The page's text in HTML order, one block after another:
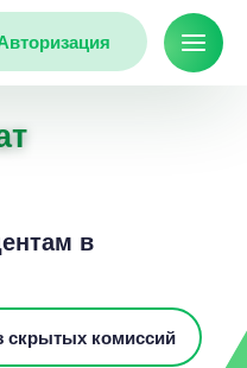
в
скрытых комиссий